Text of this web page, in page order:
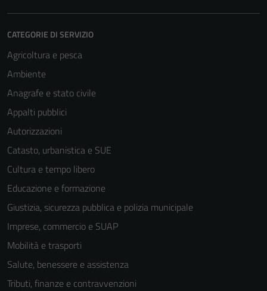
CATEGORIE DI SERVIZIO
Agricoltura e pesca
Ambiente
Anagrafe e stato civile
Appalti pubblici
Autorizzazioni
Catasto, urbanistica e SUE
Cultura e tempo libero
Educazione e formazione
Giustizia, sicurezza pubblica e polizia municipale
Imprese, commercio e SUAP
Mobilità e trasporti
Salute, benessere e assistenza
Tributi, finanze e contravvenzioni